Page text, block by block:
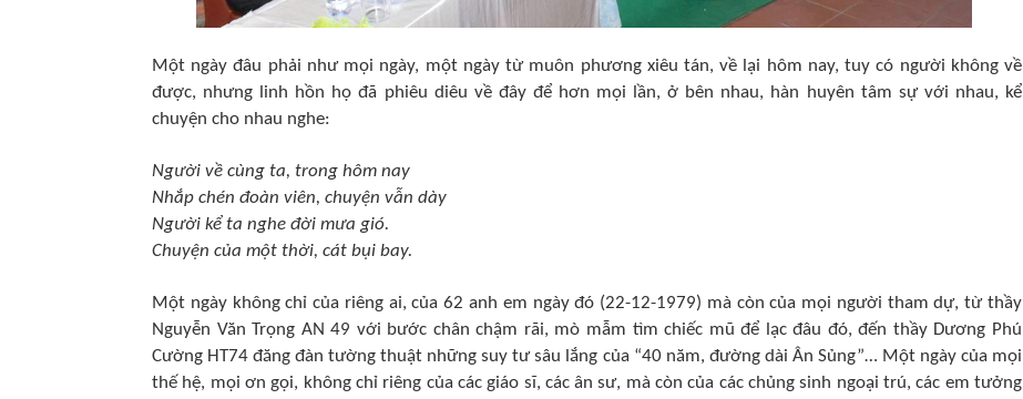
Một ngày đâu phải như mọi ngày, một ngày từ muôn phương xiêu tán, về lại hôm nay, tuy có người không về
được, nhưng linh hồn họ đã phiêu diêu về đây để hơn mọi lần, ở bên nhau, hàn huyên tâm sự với nhau, kể
chuyện cho nhau nghe:
Người về cùng ta, trong hôm nay
Nhắp chén đoàn viên, chuyện vẫn dày
Người kể ta nghe đời mưa gió.
Chuyện của một thời, cát bụi bay.
Một ngày không chỉ của riêng ai, của 62 anh em ngày đó (22-12-1979) mà còn của mọi người tham dự, từ thầy
Nguyễn Văn Trọng AN 49 với bước chân chậm rãi, mò mẫm tìm chiếc mũ để lạc đâu đó, đến thầy Dương Phú
Cường HT74 đăng đàn tường thuật những suy tư sâu lắng của “40 năm, đường dài Ân Sủng”… Một ngày của mọi
thế hệ, mọi ơn gọi, không chỉ riêng của các giáo sĩ, các ân sư, mà còn của các chủng sinh ngoại trú, các em tưởng